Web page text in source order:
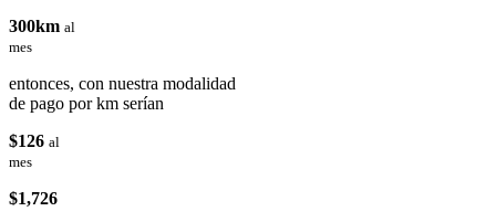
300km al
mes
entonces, con nuestra modalidad
de pago por km serían
$126 al
mes
$1,726